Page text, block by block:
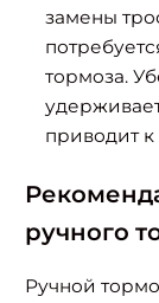
замены
тормоза.
приводит
ручного
Ручной